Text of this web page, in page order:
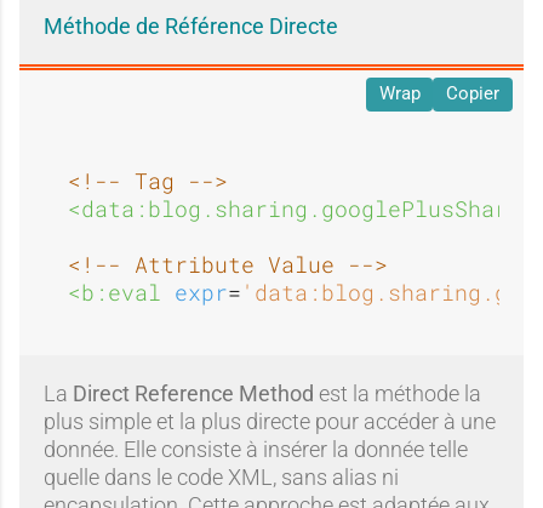
d
o
n
n
d
o
n
n
a
n
d
o
a
n
d
o
Méthode de Référence Directe
<!-- Tag -->
<!-- Attribute Value -->
<b:eval expr=
Wrap Copier
La Direct Reference Method est la méthode la
plus simple et la plus directe pour accéder à une
donnée. Elle consiste à insérer la donnée telle
quelle dans le code XML, sans alias ni